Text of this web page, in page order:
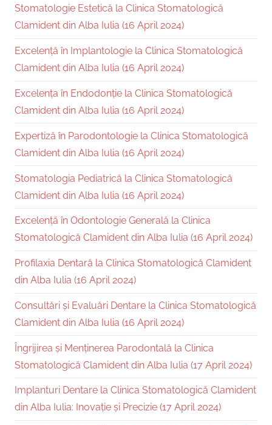
Stomatologie Estetică la Clinica Stomatologică
Clamident din Alba Iulia (16 April 2024)
Excelență în Implantologie la Clinica Stomatologică
Clamident din Alba Iulia (16 April 2024)
Excelența în Endodonție la Clinica Stomatologică
Clamident din Alba Iulia (16 April 2024)
Expertiză în Parodontologie la Clinica Stomatologică
Clamident din Alba Iulia (16 April 2024)
Stomatologia Pediatrică la Clinica Stomatologică
Clamident din Alba Iulia (16 April 2024)
Excelență în Odontologie Generală la Clinica
Stomatologică Clamident din Alba Iulia (16 April 2024)
Profilaxia Dentară la Clinica Stomatologică Clamident
din Alba Iulia (16 April 2024)
Consultări și Evaluări Dentare la Clinica Stomatologică
Clamident din Alba Iulia (16 April 2024)
Îngrijirea și Menținerea Parodontală la Clinica
Stomatologică Clamident din Alba Iulia (17 April 2024)
Implanturi Dentare la Clinica Stomatologică Clamident
din Alba Iulia: Inovație și Precizie (17 April 2024)